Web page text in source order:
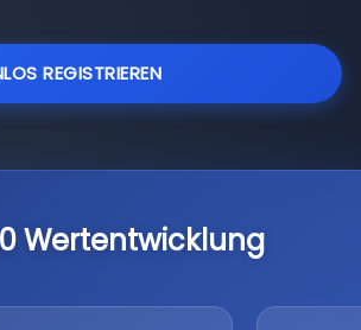
REGISTRIEREN
Wertentwicklung